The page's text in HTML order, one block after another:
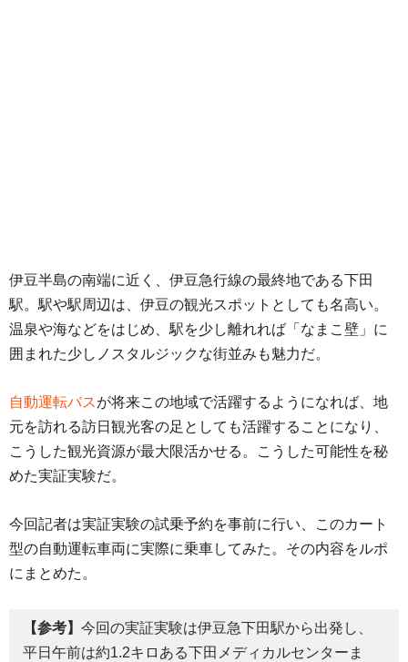
伊豆半島の南端に近く、伊豆急行線の最終地である下田
駅。駅や駅周辺は、伊豆の観光スポットとしても名高い。
温泉や海などをはじめ、駅を少し離れれば「なまこ壁」に
囲まれた少しノスタルジックな街並みも魅力だ。
自動運転バスが将来この地域で活躍するようになれば、地
元を訪れる訪日観光客の足としても活躍することになり、
こうした観光資源が最大限活かせる。こうした可能性を秘
めた実証実験だ。
今回記者は実証実験の試乗予約を事前に行い、このカート
型の自動運転車両に実際に乗車してみた。その内容をルポ
にまとめた。
【参考】 今回の実証実験は伊豆急下田駅から出発し、
平日午前は約1.2キロある下田メディカルセンターま